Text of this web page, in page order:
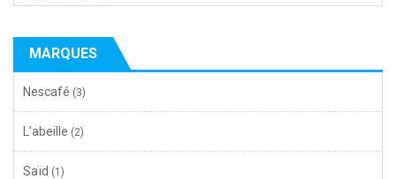
MARQUES
Nescafé (3)
L'abeille (2)
Saïd (1)